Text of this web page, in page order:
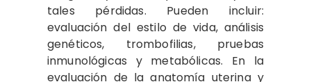
tales pérdidas. Pueden incluir:
evaluación del estilo de vida, análisis
genéticos, trombofilias, pruebas
inmunológicas y metabólicas. En la
evaluación de la anatomía uterina y